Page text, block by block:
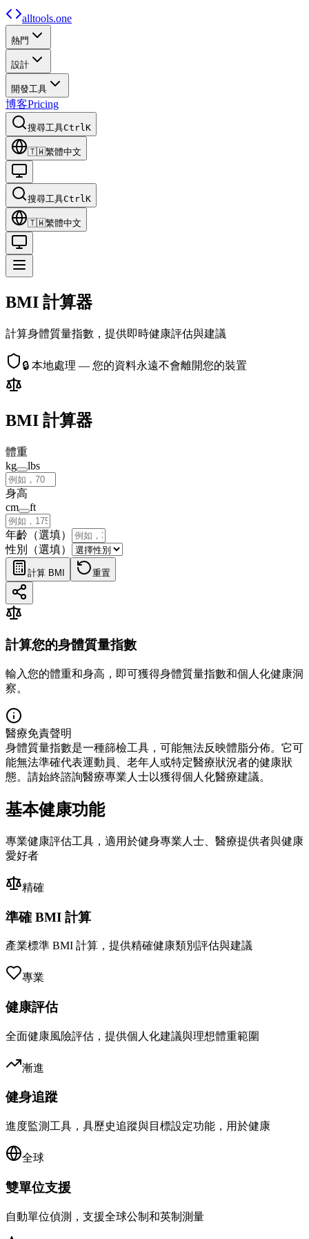
alltools.one
熱門
設計
開發工具
博客Pricing
搜尋工具CtrlK
🇹🇼繁體中文
搜尋工具CtrlK
🇹🇼繁體中文
BMI 計算器
計算身體質量指數，提供即時健康評估與建議
🔒 本地處理 — 您的資料永遠不會離開您的裝置
BMI 計算器
體重
kg
lbs
身高
cm
ft
年齡（選填）
性別（選填）
計算 BMI 重置
計算您的身體質量指數
輸入您的體重和身高，即可獲得身體質量指數和個人化健康洞
察。
醫療免責聲明
身體質量指數是一種篩檢工具，可能無法反映體脂分佈。它可
能無法準確代表運動員、老年人或特定醫療狀況者的健康狀
態。請始終諮詢醫療專業人士以獲得個人化醫療建議。
基本健康功能
專業健康評估工具，適用於健身專業人士、醫療提供者與健康
愛好者
精確
準確 BMI 計算
產業標準 BMI 計算，提供精確健康類別評估與建議
專業
健康評估
全面健康風險評估，提供個人化建議與理想體重範圍
漸進
健身追蹤
進度監測工具，具歷史追蹤與目標設定功能，用於健康
全球
雙單位支援
自動單位偵測，支援全球公制和英制測量